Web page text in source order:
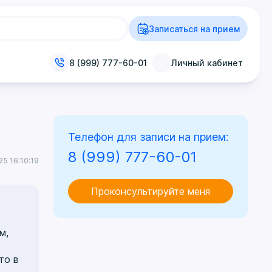
Записаться на прием
8 (999) 777-60-01 Личный кабинет
16:10:19
в
Телефон для записи на прием:
8 (999) 777-60-01
Проконсультируйте меня